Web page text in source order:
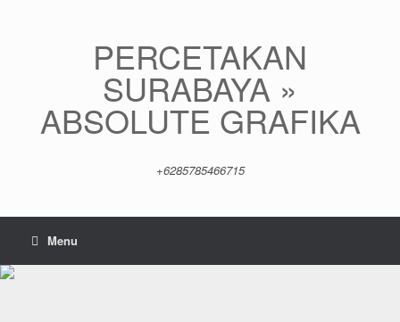
PERCETAKAN
SURABAYA »
ABSOLUTE GRAFIKA
+6285785466715
Menu